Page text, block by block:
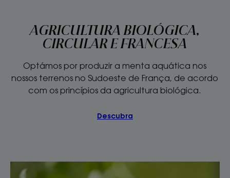
AGRICULTURA BIOLÓGICA,
CIRCULAR E FRANCESA
Optámos por produzir a menta aquática nos
nossos terrenos no Sudoeste de França, de acordo
com os princípios da agricultura biológica.
Descubra